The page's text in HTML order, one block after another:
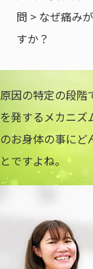
問 > なぜ痛み
すか？
原因の特定の段階
を発するメカニズ
のお身体の事にど
とですよね。